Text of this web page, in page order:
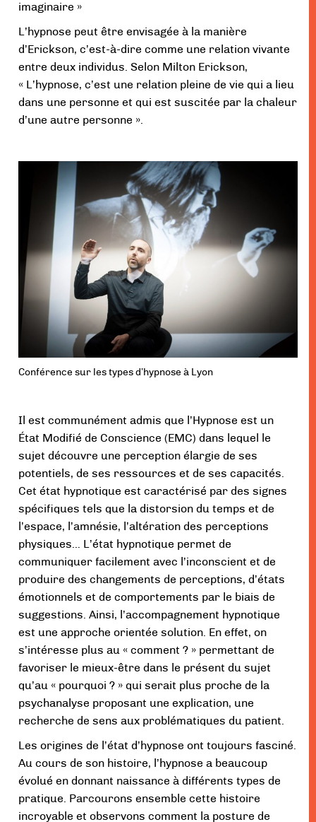
imaginaire »
L’hypnose peut être envisagée à la manière
d’Erickson, c’est-à-dire comme une relation vivante
entre deux individus. Selon Milton Erickson,
« L’hypnose, c’est une relation pleine de vie qui a lieu
dans une personne et qui est suscitée par la chaleur
d’une autre personne ».
Conférence sur les types d’hypnose à Lyon
Il est communément admis que l’Hypnose est un
État Modifié de Conscience (EMC) dans lequel le
sujet découvre une perception élargie de ses
potentiels, de ses ressources et de ses capacités.
Cet état hypnotique est caractérisé par des signes
spécifiques tels que la distorsion du temps et de
l’espace, l’amnésie, l’altération des perceptions
physiques… L’état hypnotique permet de
communiquer facilement avec l’inconscient et de
produire des changements de perceptions, d’états
émotionnels et de comportements par le biais de
suggestions. Ainsi, l’accompagnement hypnotique
est une approche orientée solution. En effet, on
s’intéresse plus au « comment ? » permettant de
favoriser le mieux-être dans le présent du sujet
qu’au « pourquoi ? » qui serait plus proche de la
psychanalyse proposant une explication, une
recherche de sens aux problématiques du patient.
Les origines de l’état d’hypnose ont toujours fasciné.
Au cours de son histoire, l’hypnose a beaucoup
évolué en donnant naissance à différents types de
pratique. Parcourons ensemble cette histoire
incroyable et observons comment la posture de